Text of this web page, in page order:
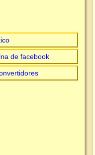
de facebook